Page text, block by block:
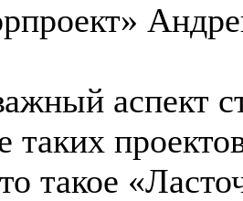
аспект
таких
такое